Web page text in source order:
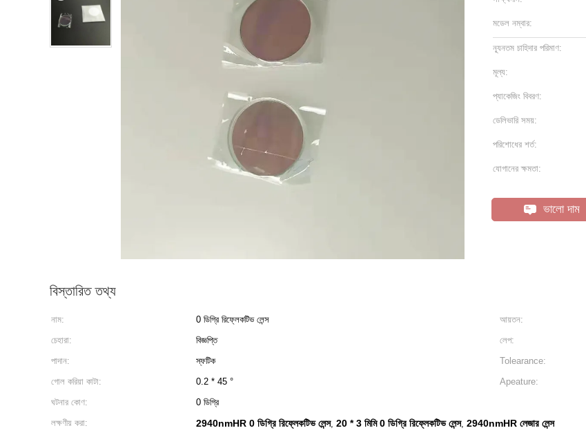
মডেল নম্বার:
ন্যূনতম চাহিদার পরিমাণ:
মূল্য:
প্যাকেজিং বিবরণ:
ডেলিভারি সময়:
পরিশোধের শর্ত:
যোগানের ক্ষমতা:
ভালো দাম
বিস্তারিত তথ্য
নাম: 0 ডিগ্রি রিফ্লেকটিভ লেন্স আয়তন:
চেহারা:
বিজ্ঞপ্তি লেপ:
পাদান:
স্ফটিক Tolearance:
গোল করিয়া কাটা:
0.2 * 45 ° Apeature:
ঘটনার কোণ:
0 ডিগ্রি
লক্ষণীয় করা:
2940nmHR 0 ডিগ্রি রিফ্লেকটিভ লেন্স, 20 * 3 মিমি 0 ডিগ্রি রিফ্লেকটিভ লেন্স, 2940nmHR লেজার লেন্স